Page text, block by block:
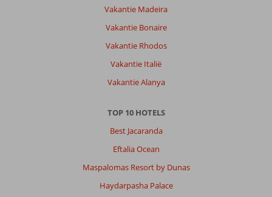
Vakantie Madeira
Vakantie Bonaire
Vakantie Rhodos
Vakantie Italië
Vakantie Alanya
TOP 10 HOTELS
Best Jacaranda
Eftalia Ocean
Maspalomas Resort by Dunas
Haydarpasha Palace